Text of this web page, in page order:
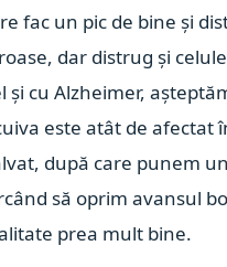
fac un pic de bine și
dar distrug și
și cu Alzheimer,
este atât de afectat
după care punem
să oprim avansul
prea mult bine.